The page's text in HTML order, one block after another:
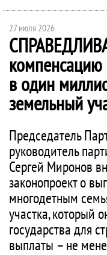
27 июля 2026
в один
земельный
Председатель
руководитель
Сергей Миронов
законопроект о
многодетным
участка, который
государства для
выплаты – не